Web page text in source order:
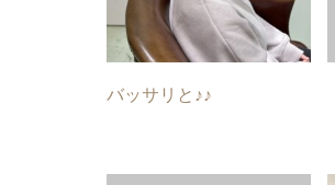
バッサリと♪♪